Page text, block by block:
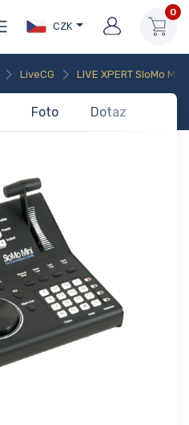
CZK
0
LiveCG LIVE XPERT SloMo Mini
Foto Dotaz